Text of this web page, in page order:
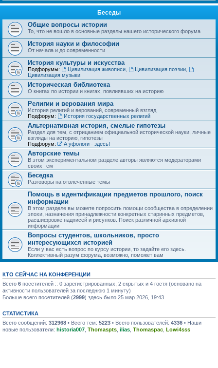
Беседы
Общие вопросы истории
То, что не вошло в основные разделы нашего исторического форума
История науки и философии
От начала и до современности
История культуры и искусства
Подфорумы: Цивилизация живописи, Цивилизация поэзии,
Цивилизация музыки
Историческая библиотека
О книгах по истории и книгах, повлиявших на историю
Религии и верования мира
История религий и верований, современный взгляд
Подфорум:
История государственных религий
Альтернативная история, смелые гипотезы
Раздел для тем, с отрицанием официальной исторической науки, личные
взгляды на историю, гипотезы
Подфорум:
А уфологи - здесь!
Авторские темы
В этом экспериментальном разделе авторы являются модераторами
своих тем
Беседка
Разговоры на отвлеченные темы
Помощь в идентификации предметов прошлого, поиск
информации
В этом разделе вы можете попросить помощи сообщества в определении
эпохи, назначения принадлежности конкретных старинных предметов,
расшифровке надписей и рисунков. Поиск различной архивной
информации
Вопросы студентов, школьников, просто
интересующихся историей
Если у вас есть вопрос по курсу истории, то задайте его здесь.
Коллективный разум форума, возможно, поможет вам
КТО СЕЙЧАС НА КОНФЕРЕНЦИИ
Всего 6 посетителей :: 0 зарегистрированных, 2 скрытых и 4 гостя (основано на
активности пользователей за последнюю 1 минуту)
Больше всего посетителей (2999) здесь было 25 мар 2026, 19:43
СТАТИСТИКА
Всего сообщений: 312968 • Всего тем: 5223 • Всего пользователей: 4336 • Наши
новые пользователи: historia007 Thomaspts ilias Thomaspac Lowi4sss